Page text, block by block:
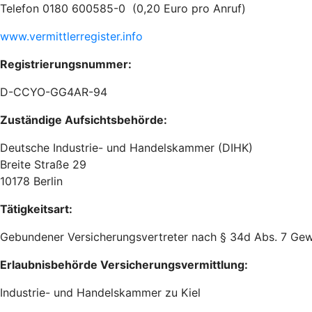
Telefon 0180 600585-0 (0,20 Euro pro Anruf)
www.vermittlerregister.info
Registrierungsnummer:
D-CCYO-GG4AR-94
Zuständige Aufsichtsbehörde:
Deutsche Industrie- und Handelskammer (DIHK)
Breite Straße 29
10178 Berlin
Tätigkeitsart:
Gebundener Versicherungsvertreter nach § 34d Abs. 7
Erlaubnisbehörde Versicherungsvermittlung:
Industrie- und Handelskammer zu Kiel